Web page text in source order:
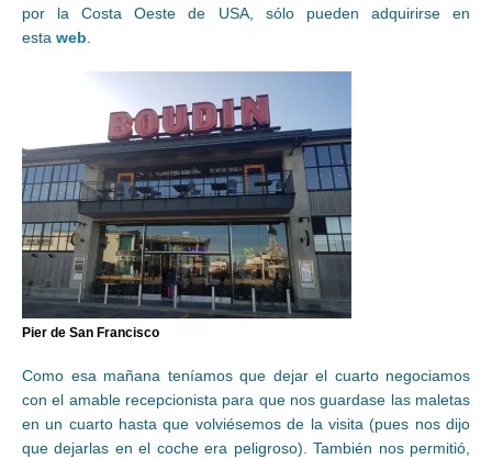
por la Costa Oeste de USA, sólo pueden adquirirse en
esta web.
Pier de San Francisco
Como esa mañana teníamos que dejar el cuarto negociamos
con el amable recepcionista para que nos guardase las maletas
en un cuarto hasta que volviésemos de la visita (pues nos dijo
que dejarlas en el coche era peligroso). También nos permitió,